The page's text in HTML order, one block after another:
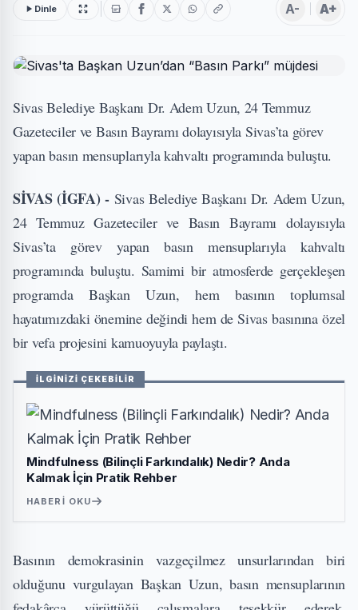
Dinle A- A+
Sivas Belediye Başkanı Dr. Adem Uzun, 24 Temmuz
Gazeteciler ve Basın Bayramı dolayısıyla Sivas’ta görev
yapan basın mensuplarıyla kahvaltı programında buluştu.
SİVAS (İGFA) - Sivas Belediye Başkanı Dr. Adem Uzun,
24 Temmuz Gazeteciler ve Basın Bayramı dolayısıyla
Sivas’ta görev yapan basın mensuplarıyla kahvaltı
programında buluştu. Samimi bir atmosferde gerçekleşen
programda Başkan Uzun, hem basının toplumsal
hayatımızdaki önemine değindi hem de Sivas basınına özel
bir vefa projesini kamuoyuyla paylaştı.
İLGİNİZİ ÇEKEBİLİR
Mindfulness (Bilinçli Farkındalık) Nedir? Anda
Kalmak İçin Pratik Rehber
HABERI OKU
Basının demokrasinin vazgeçilmez unsurlarından biri
olduğunu vurgulayan Başkan Uzun, basın mensuplarının